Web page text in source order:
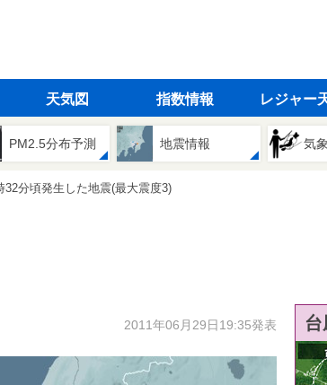
天気図 指数情報 レジャー
PM2.5分布予測 地震情報 気
32分頃発生した地震(最大震度3)
2011年06月29日19:35発表